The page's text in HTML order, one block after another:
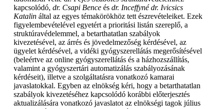
kapcsolódó, dr. Csapi Bence és dr. Inceffyné dr. Ivicsics
Katalin által az egyes témakörökhöz tett észrevételeiket. Ezek
figyelembevételével egyetért a prioritási listán szereplő, a
struktúravédelemmel, a betarthatatlan szabályok
kivezetésével, az árrés és jövedelmezőség kérdésével, az
ügyelet kérdésével, a vidéki gyógyszerellátás megerősítésével
(beleértve az online gyógyszerellátás és a házhozszállítás,
valamint a gyógyszertári automatizálás szabályozásának
kérdéseit), illetve a szolgáltatásra vonatkozó kamarai
javaslatokkal. Egyben az elnökség kéri, hogy a betarthatatlan
szabályok kivezetéséhez kapcsolódó korábbi előterjesztés
aktualizálására vonatkozó javaslatot az elnökségi tagok július